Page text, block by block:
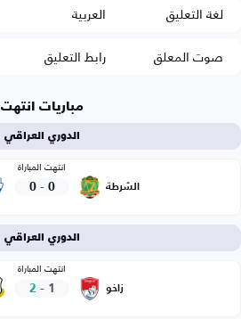
لغة التعليق
العربية
صوت المعلق
رابط التعليق
مباريات انتهت
الدوري العراقي
الشرطة
انتهت المباراة
0
-
0
الدوري العراقي
زاخو
انتهت المباراة
1
-
2